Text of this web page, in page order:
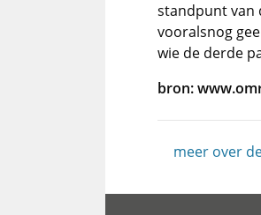
standpunt van
vooralsnog
wie de derde
bron:
meer over